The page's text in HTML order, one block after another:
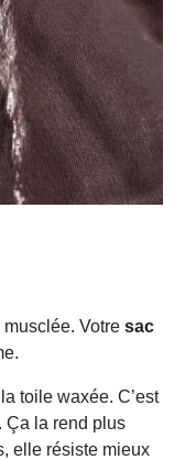
musclée. Votre sac
toile waxée. C’est
Ça la rend plus
elle résiste mieux